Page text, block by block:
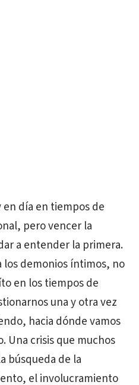
en día en tiempos de
pero vencer la
a entender la primera.
los demonios íntimos, no
en los tiempos de
una y otra vez
hacia dónde vamos
Una crisis que muchos
búsqueda de la
el involucramiento